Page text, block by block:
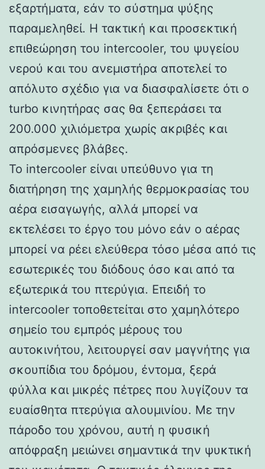
εξαρτήματα, εάν το σύστημα ψύξης
παραμεληθεί. Η τακτική και προσεκτική
επιθεώρηση του intercooler, του ψυγείου
νερού και του ανεμιστήρα αποτελεί το
απόλυτο σχέδιο για να διασφαλίσετε ότι ο
turbo κινητήρας σας θα ξεπεράσει τα
200.000 χιλιόμετρα χωρίς ακριβές και
απρόσμενες βλάβες.
Το intercooler είναι υπεύθυνο για τη
διατήρηση της χαμηλής θερμοκρασίας του
αέρα εισαγωγής, αλλά μπορεί να
εκτελέσει το έργο του μόνο εάν ο αέρας
μπορεί να ρέει ελεύθερα τόσο μέσα από τις
εσωτερικές του διόδους όσο και από τα
εξωτερικά του πτερύγια. Επειδή το
intercooler τοποθετείται στο χαμηλότερο
σημείο του εμπρός μέρους του
αυτοκινήτου, λειτουργεί σαν μαγνήτης για
σκουπίδια του δρόμου, έντομα, ξερά
φύλλα και μικρές πέτρες που λυγίζουν τα
ευαίσθητα πτερύγια αλουμινίου. Με την
πάροδο του χρόνου, αυτή η φυσική
απόφραξη μειώνει σημαντικά την ψυκτική